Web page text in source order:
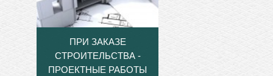
ПРИ ЗАКАЗЕ
СТРОИТЕЛЬСТВА -
ПРОЕКТНЫЕ РАБОТЫ